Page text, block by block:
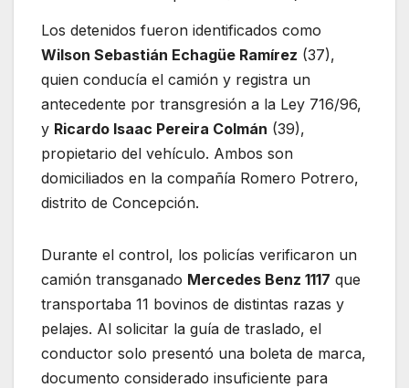
Los detenidos fueron identificados como
Wilson Sebastián Echagüe Ramírez (37),
quien conducía el camión y registra un
antecedente por transgresión a la Ley 716/96,
y Ricardo Isaac Pereira Colmán (39),
propietario del vehículo. Ambos son
domiciliados en la compañía Romero Potrero,
distrito de Concepción.
Durante el control, los policías verificaron un
camión transganado Mercedes Benz 1117 que
transportaba 11 bovinos de distintas razas y
pelajes. Al solicitar la guía de traslado, el
conductor solo presentó una boleta de marca,
documento considerado insuficiente para